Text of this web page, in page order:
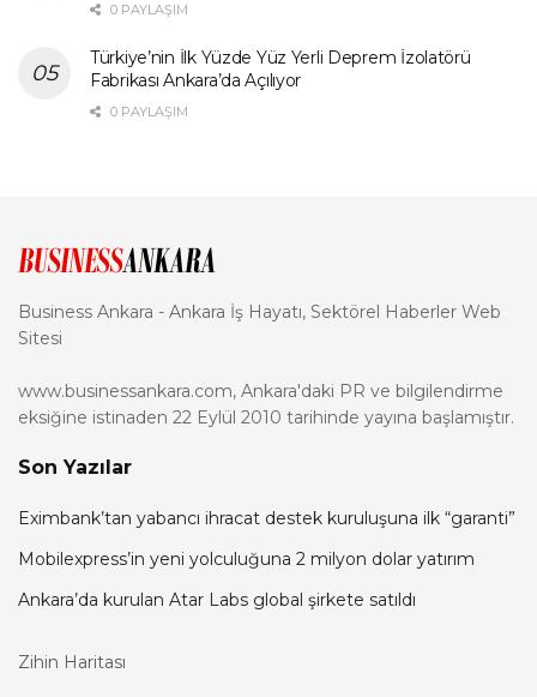
0 PAYLAŞIM
Türkiye’nin İlk Yüzde Yüz Yerli Deprem İzolatörü
Fabrikası Ankara’da Açılıyor
0 PAYLAŞIM
Business Ankara - Ankara İş Hayatı, Sektörel Haberler Web
Sitesi
www.businessankara.com, Ankara'daki PR ve bilgilendirme
eksiğine istinaden 22 Eylül 2010 tarihinde yayına başlamıştır.
Son Yazılar
Eximbank’tan yabancı ihracat destek kuruluşuna ilk “garanti”
Mobilexpress’in yeni yolculuğuna 2 milyon dolar yatırım
Ankara’da kurulan Atar Labs global şirkete satıldı
Zihin Haritası